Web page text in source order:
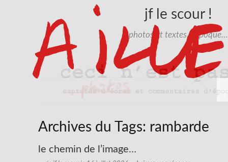
jf le scour !
photos et textes d'époque…
Archives du Tags: rambarde
le chemin de l’image…